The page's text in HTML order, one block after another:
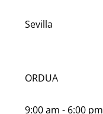
Sevilla
ORDUA
9:00 am - 6:00 pm